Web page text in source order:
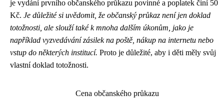
je vydání prvního občanského průkazu povinné a poplatek činí 50
Kč. Je důležité si uvědomit, že občanský průkaz není jen doklad
totožnosti, ale slouží také k mnoha dalším úkonům, jako je
například vyzvedávání zásilek na poště, nákup na internetu nebo
vstup do některých institucí. Proto je důležité, aby i děti měly svůj
vlastní doklad totožnosti.
Cena občanského průkazu